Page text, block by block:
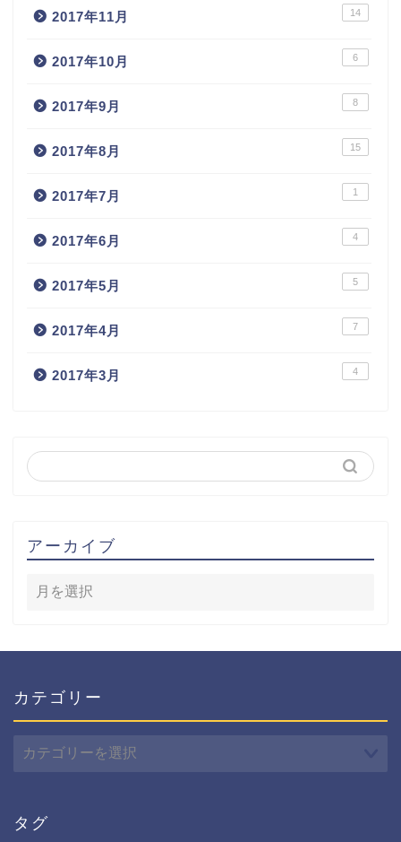
2017年11月 14
2017年10月 6
2017年9月 8
2017年8月 15
2017年7月 1
2017年6月 4
2017年5月 5
2017年4月 7
2017年3月 4
アーカイブ
カテゴリー
テ
ー
タグ